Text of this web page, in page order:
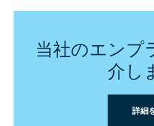
当社のエンプ
介し
詳細